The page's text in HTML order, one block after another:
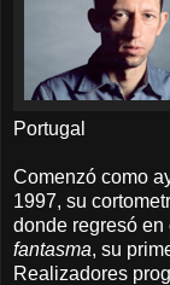
Portugal
Comenzó como
1997, su
donde regresó en
fantasma, su
Realizadores